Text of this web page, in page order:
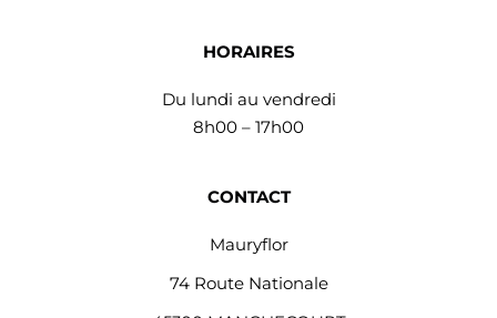
HORAIRES
Du lundi au vendredi
8h00 – 17h00
CONTACT
Mauryflor
74 Route Nationale